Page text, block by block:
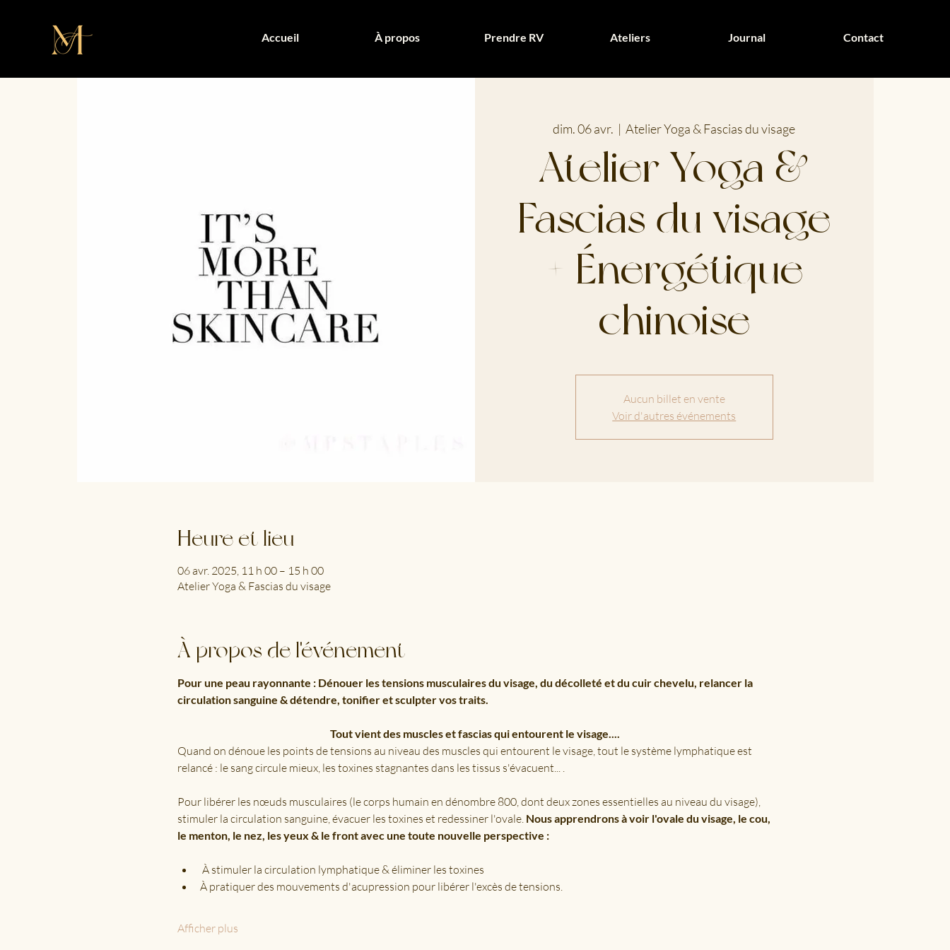
Accueil À propos Prendre RV Ateliers Journal Contact
dim. 06 avr.
  |
Atelier Yoga & Fascias du visage
Atelier Yoga &
Fascias du visage
+ Énergétique
chinoise
Aucun billet en vente
Voir d'autres événements
Heure et lieu
06 avr. 2025, 11 h 00 – 15 h 00
Atelier Yoga & Fascias du visage
À propos de l'événement
Pour une peau rayonnante : Dénouer les tensions musculaires du visage, du décolleté et du cuir chevelu, relancer la
circulation sanguine & détendre, tonifier et sculpter vos traits.
Tout vient des muscles et fascias qui entourent le visage....
Quand on dénoue les points de tensions au niveau des muscles qui entourent le visage, tout le système lymphatique est
relancé : le sang circule mieux, les toxines stagnantes dans les tissus s'évacuent... .
Pour libérer les nœuds musculaires (le corps humain en dénombre 800, dont deux zones essentielles au niveau du visage),
stimuler la circulation sanguine, évacuer les toxines et redessiner l'ovale. Nous apprendrons à voir l'ovale du visage, le cou,
le menton, le nez, les yeux & le front avec une toute nouvelle perspective :
À stimuler la circulation lymphatique & éliminer les toxines
À pratiquer des mouvements d'acupression pour libérer l'excès de tensions.
Afficher plus